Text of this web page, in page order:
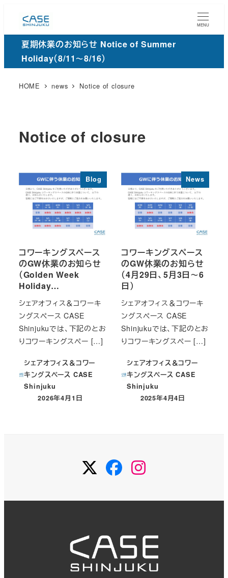
ン
MENU
夏期休業のお知らせ Notice of Summer
Holiday（8/11～8/16）
HOME news Notice of closure
Notice of closure
Blog
コワーキングスペース
のGW休業のお知らせ
（Golden Week
Holiday…
シェアオフィス＆コワーキ
ングスペース CASE
Shinjukuでは、下記のとお
りコワーキングスペー […]
シェアオフィス＆コワー
キングスペース CASE
Shinjuku
投稿日
2026年4月1日
News
コワーキングスペース
のGW休業のお知らせ
（4月29日、5月3日～6
日）
シェアオフィス＆コワーキ
ングスペース CASE
Shinjukuでは、下記のとお
りコワーキングスペー […]
シェアオフィス＆コワー
キングスペース CASE
Shinjuku
投稿日
2025年4月4日
TwitterFacebook